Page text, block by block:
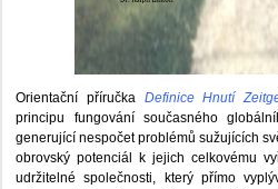
Orientační příručka Definice Hnutí
principu fungování současného
generující nespočet problémů sužujících
obrovský potenciál k jejich celkovému
udržitelné společnosti, který přímo